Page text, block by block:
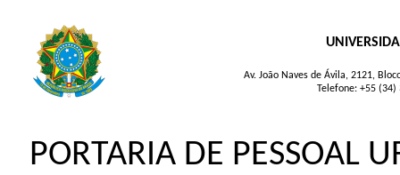
Av. João Naves de Ávila, 2121,
Telefone: +55
PORTARIA DE PESSOAL